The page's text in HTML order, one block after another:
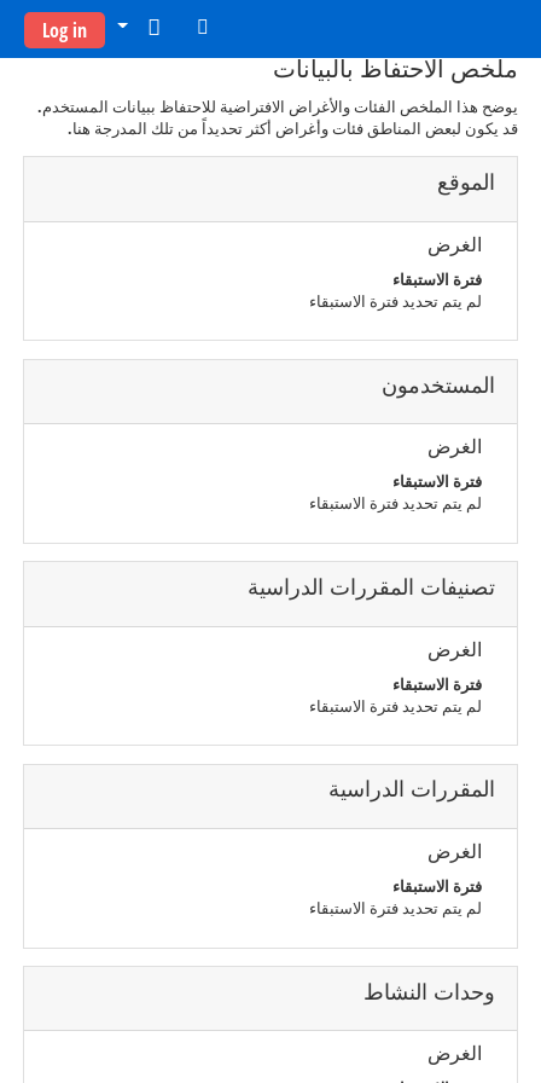
Log in
ملخص الاحتفاظ بالبيانات
يوضح هذا الملخص الفئات والأغراض الافتراضية للاحتفاظ ببيانات المستخدم.
قد يكون لبعض المناطق فئات وأغراض أكثر تحديداً من تلك المدرجة هنا.
الموقع
الغرض
فترة الاستبقاء
لم يتم تحديد فترة الاستبقاء
المستخدمون
الغرض
فترة الاستبقاء
لم يتم تحديد فترة الاستبقاء
تصنيفات المقررات الدراسية
الغرض
فترة الاستبقاء
لم يتم تحديد فترة الاستبقاء
المقررات الدراسية
الغرض
فترة الاستبقاء
لم يتم تحديد فترة الاستبقاء
وحدات النشاط
الغرض